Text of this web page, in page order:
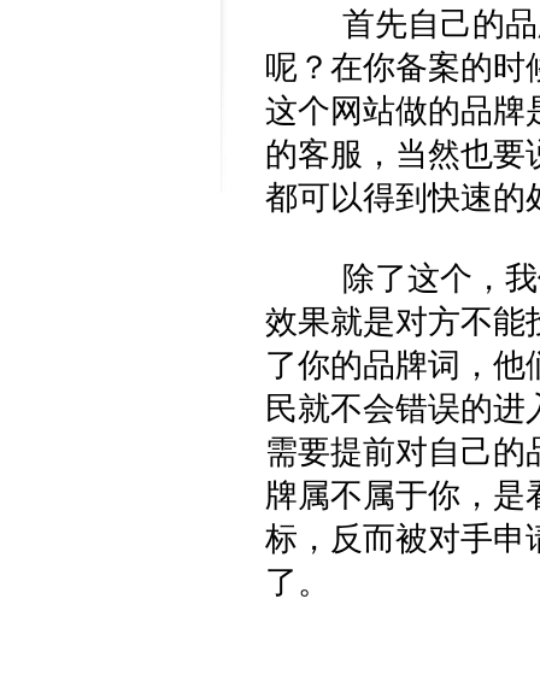
首先自己的品
呢？在你备案的时
这个网站做的品牌
的客服，当然也要
都可以得到快速的
除了这个，我们
效果就是对方不能
了你的品牌词，他
民就不会错误的进
需要提前对自己的
牌属不属于你，是
标，反而被对手申
了。